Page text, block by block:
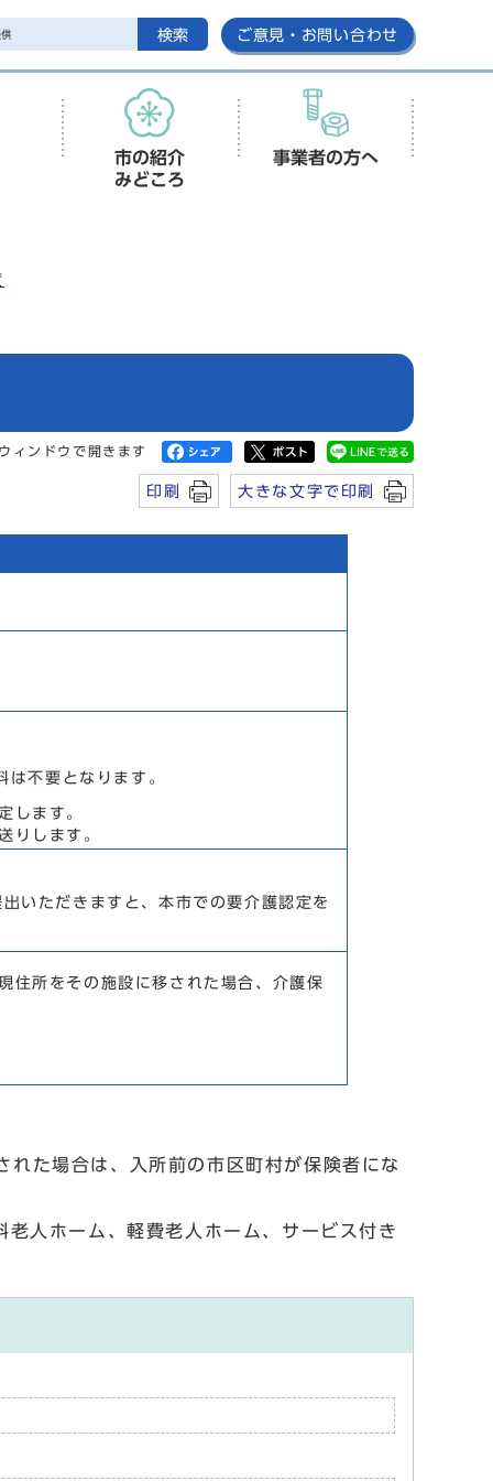
検索 ご意見・お問い合わせ
市の紹介
みどころ
事業者の方へ
ィンドウで開きます
印刷 大きな文字で印刷
不要となります。
します。
りします。
いただきますと、本市での要介護認定を
所をその施設に移された場合、介護保
た場合は、入所前の市区町村が保険者にな
人ホーム、軽費老人ホーム、サービス付き